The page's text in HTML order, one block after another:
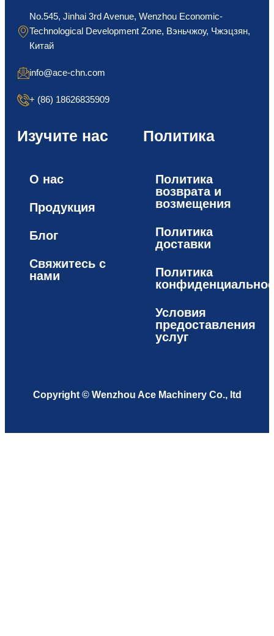
No.545, Jinhai 3rd Avenue, Wenzhou Economic-
Technological Development Zone, Вэньчжоу, Чжэцзян,
Китай
info@ace-chn.com
+ (86) 18626835909
Изучите нас
О нас
Продукция
Блог
Свяжитесь с
нами
Политика
Политика
возврата и
возмещения
Политика
доставки
Политика
Условия
предоставления
услуг
Copyright © Wenzhou Ace Machinery Co., ltd